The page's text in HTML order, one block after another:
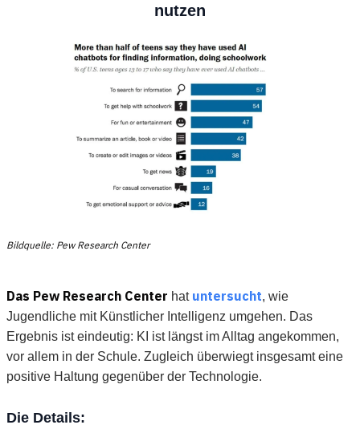
nutzen
Bildquelle: Pew Research Center
Das Pew Research Center hat untersucht, wie
Jugendliche mit Künstlicher Intelligenz umgehen. Das
Ergebnis ist eindeutig: KI ist längst im Alltag angekommen,
vor allem in der Schule. Zugleich überwiegt insgesamt eine
positive Haltung gegenüber der Technologie.
Die Details: